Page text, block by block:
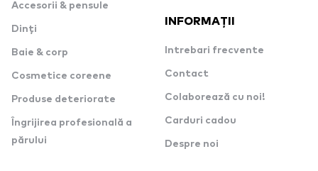
Accesorii & pensule
Dinți
Baie & corp
Cosmetice coreene
Produse deteriorate
Îngrijirea profesională a
părului
INFORMAȚII
Intrebari frecvente
Contact
Colaborează cu noi!
Carduri cadou
Despre noi